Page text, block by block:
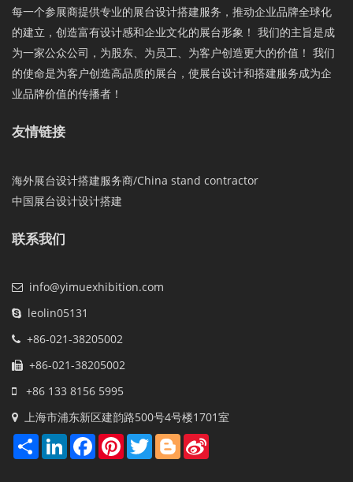
每一个参展商提供专业的展台设计搭建服务，推动企业品牌全球化
的建立，创造富有设计感和企业文化的展台形象！ 我们的主旨是成
为一家公众公司，为股东、为员工、为客户创造更大的价值！ 我们
的使命是为客户创造高品质的展台，使展台设计和搭建服务成为企
业品牌价值的传播者！
友情链接
海外展台设计搭建服务商/China stand contractor
中国展台设计设计搭建
联系我们
info@yimuexhibition.com
leolin05131
+86-021-38205002
+86-021-38205002
+86 133 8156 5995
上海市浦东新区建韵路500号4号楼1701室
Share LinkedInFacebookPinterestTwitterBlogger